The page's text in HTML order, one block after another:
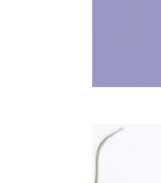
辣滚烫》3